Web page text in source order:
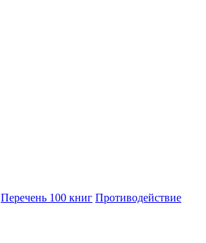
Перечень 100 книг Противодействие